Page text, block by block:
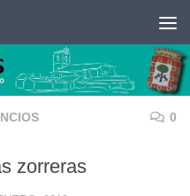
0
zorreras